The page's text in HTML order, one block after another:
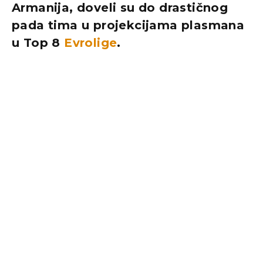
Armanija, doveli su do drastičnog
pada tima u projekcijama plasmana
u Top 8 Evrolige.